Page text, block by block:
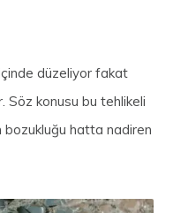
düzeliyor fakat
Söz konusu bu tehlikeli
bozukluğu hatta nadiren